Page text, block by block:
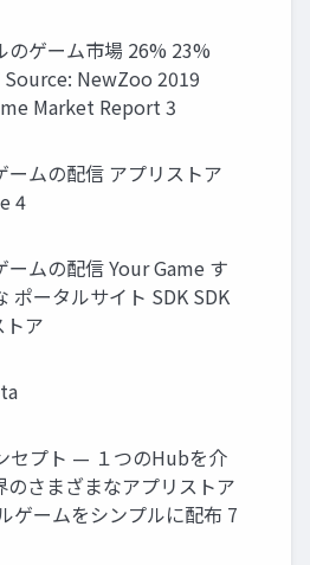
のゲーム市場 26% 23%
NewZoo 2019
Market Report 3
ームの配信 アプリストア
4
ームの配信 Your Game す
ポータルサイト SDK SDK
ア
セプト — １つのHubを介
のさまざまなアプリストア
ゲームをシンプルに配布 7